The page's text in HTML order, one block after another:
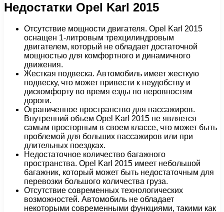
Недостатки Opel Karl 2015
Отсутствие мощности двигателя. Opel Karl 2015
оснащен 1-литровым трехцилиндровым
двигателем, который не обладает достаточной
мощностью для комфортного и динамичного
движения.
Жесткая подвеска. Автомобиль имеет жесткую
подвеску, что может привести к неудобству и
дискомфорту во время езды по неровностям
дороги.
Ограниченное пространство для пассажиров.
Внутренний объем Opel Karl 2015 не является
самым просторным в своем классе, что может быть
проблемой для больших пассажиров или при
длительных поездках.
Недостаточное количество багажного
пространства. Opel Karl 2015 имеет небольшой
багажник, который может быть недостаточным для
перевозки большого количества груза.
Отсутствие современных технологических
возможностей. Автомобиль не обладает
некоторыми современными функциями, такими как